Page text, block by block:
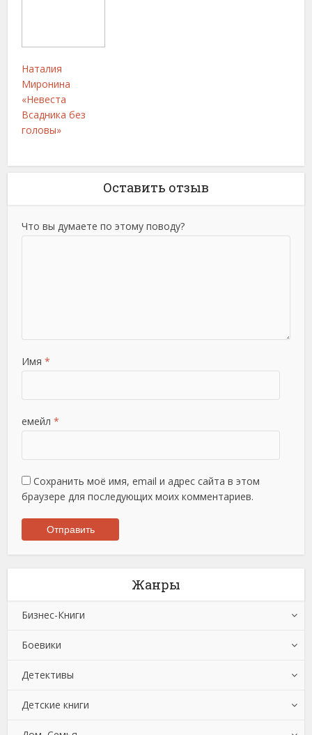
Наталия
Миронина
«Невеста
Всадника без
головы»
Оставить отзыв
Что вы думаете по этому поводу?
Имя *
емейл *
Сохранить моё имя, email и адрес сайта в этом
браузере для последующих моих комментариев.
Жанры
Бизнес-Книги
Банковское дело
Бухучет, налогообложение, аудит
Делопроизводство
Боевики
Боевики: Прочее
Криминальные боевики
Детективы
Зарубежные детективы
Детские книги